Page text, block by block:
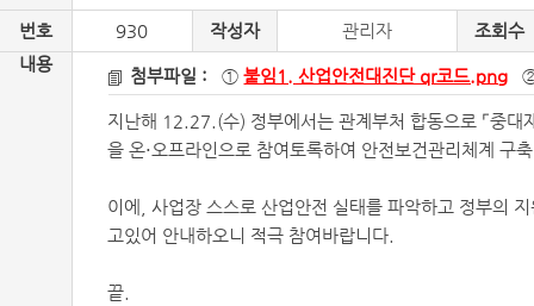
번호 930 작성자 관리자
조회수
내용
첨부파일 : ①붙임1. 산업안전대진단 qr코드.png
지난해 12.27.(수) 정부에서는 관계부처 합동으로 ⌜중대
을 온⋅오프라인으로 참여토록하여 안전보건관리체계 구
이에, 사업장 스스로 산업안전 실태를 파악하고 정부의
고있어 안내하오니 적극 참여바랍니다.
끝.